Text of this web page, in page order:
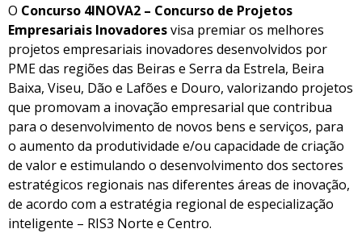
O Concurso 4INOVA2 – Concurso de Projetos
Empresariais Inovadoresvisa premiar os melhores
projetos empresariais inovadores desenvolvidos por
PME das regiões das Beiras e Serra da Estrela, Beira
Baixa, Viseu, Dão e Lafões e Douro, valorizando projetos
que promovam a inovação empresarial que contribua
para o desenvolvimento de novos bens e serviços, para
o aumento da produtividade e/ou capacidade de criação
de valor e estimulando o desenvolvimento dos sectores
estratégicos regionais nas diferentes áreas de inovação,
de acordo com a estratégia regional de especialização
inteligente – RIS3 Norte e Centro.